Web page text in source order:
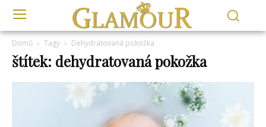
Domů Tagy Dehydratovaná pokožka
štítek: dehydratovaná pokožka